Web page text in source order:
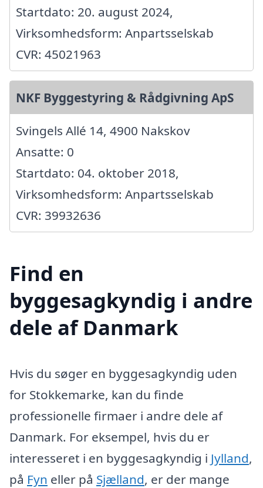
Startdato: 20. august 2024,
Virksomhedsform: Anpartsselskab
CVR: 45021963
NKF Byggestyring & Rådgivning ApS
Svingels Allé 14, 4900 Nakskov
Ansatte: 0
Startdato: 04. oktober 2018,
Virksomhedsform: Anpartsselskab
CVR: 39932636
Find en
byggesagkyndig i andre
dele af Danmark
Hvis du søger en byggesagkyndig uden
for Stokkemarke, kan du finde
professionelle firmaer i andre dele af
Danmark. For eksempel, hvis du er
interesseret i en byggesagkyndig i Jylland,
på Fyn eller på Sjælland, er der mange